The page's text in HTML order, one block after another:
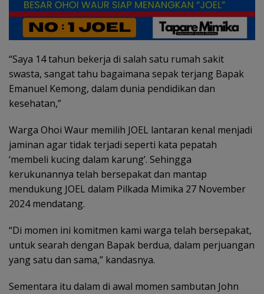
“Saya 14 tahun bekerja di salah satu rumah sakit
swasta, sangat tahu bagaimana sepak terjang Bapak
Emanuel Kemong, dalam dunia pendidikan dan
kesehatan,”
Warga Ohoi Waur memilih JOEL lantaran kenal menjadi
jaminan agar tidak terjadi seperti kata pepatah
‘membeli kucing dalam karung’. Sehingga
kerukunannya telah bersepakat dan mantap
mendukung JOEL dalam Pilkada Mimika 27 November
2024 mendatang.
“Di momen ini komitmen kami warga telah bersepakat,
untuk searah dengan Bapak berdua, dalam perjuangan
yang satu dan sama,” kandasnya.
Sementara itu dalam di awal momen sambutan John